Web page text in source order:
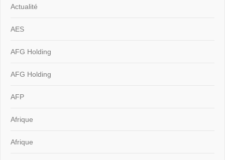
Actualité
AES
AFG Holding
AFG Holding
AFP
Afrique
Afrique